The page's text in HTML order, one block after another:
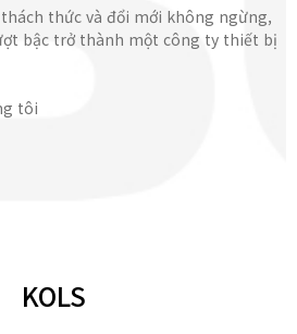
thức và đổi mới không ngừng,
bậc trở thành một công ty thiết bị
tôi
KOLS